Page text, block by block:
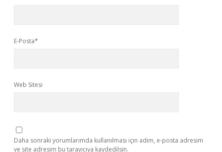
E-Posta*
Web Sitesi
Daha sonraki yorumlarımda kullanılması için adım, e-posta adresim
ve site adresim bu tarayıcıya kaydedilsin.